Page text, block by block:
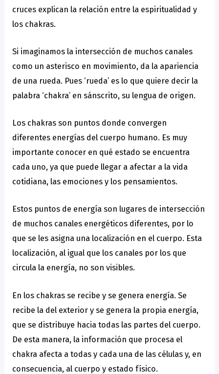
cruces explican la relación entre la espiritualidad y
los chakras.
Si imaginamos la intersección de muchos canales
como un asterisco en movimiento, da la apariencia
de una rueda. Pues ‘rueda’ es lo que quiere decir la
palabra ‘chakra’ en sánscrito, su lengua de origen.
Los chakras son puntos donde convergen
diferentes energías del cuerpo humano. Es muy
importante conocer en qué estado se encuentra
cada uno, ya que puede llegar a afectar a la vida
cotidiana, las emociones y los pensamientos.
Estos puntos de energía son lugares de intersección
de muchos canales energéticos diferentes, por lo
que se les asigna una localización en el cuerpo. Esta
localización, al igual que los canales por los que
circula la energía, no son visibles.
En los chakras se recibe y se genera energía. Se
recibe la del exterior y se genera la propia energía,
que se distribuye hacia todas las partes del cuerpo.
De esta manera, la información que procesa el
chakra afecta a todas y cada una de las células y, en
consecuencia, al cuerpo y estado físico.